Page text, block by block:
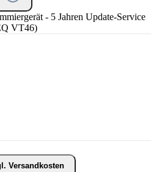
Versandkosten